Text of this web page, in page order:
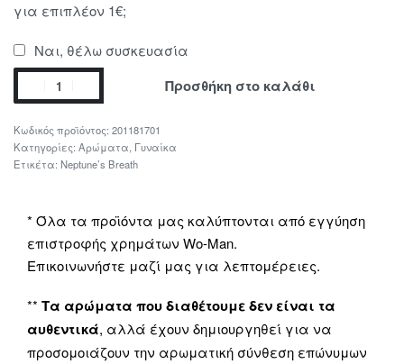
για επιπλέον 1€;
Ναι, θέλω συσκευασία
Προσθήκη στο καλάθι
201181701
Κατηγορίες: Αρώματα, Γυναίκα
Ετικέτα: Neptune’s Breath
* Όλα τα προϊόντα μας καλύπτονται από εγγύηση
επιστροφής χρημάτων Wo-Man.
Επικοινωνήστε μαζί μας για λεπτομέρειες.
** Τα αρώματα που διαθέτουμε δεν είναι τα
αυθεντικά, αλλά έχουν δημιουργηθεί για να
προσομοιάζουν την αρωματική σύνθεση επώνυμων